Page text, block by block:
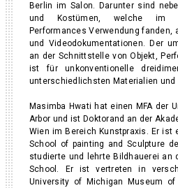
Berlin im Salon. Darunter sind
und Kostümen, welche im
Performances Verwendung fanden,
und Videodokumentationen. Der
an der Schnittstelle von Objekt,
ist für unkonventionelle
unterschiedlichsten Materialien und
Masimba Hwati hat einen MFA der
Arbor und ist Doktorand an der
Wien im Bereich Kunstpraxis. Er ist
School of painting and Sculpture
studierte und lehrte Bildhauerei an
School. Er ist vertreten in
University of Michigan Museum of